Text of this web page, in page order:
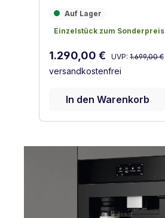
Auf Lager
Auf Lager
Einzelstück zum Sonderpreis
Einzelstück zum Sonderpreis
Verkaufspreis:
1.290,00 € Regulärer Preis:
UVP: 1.699,00 €
versandkostenfrei
In den Warenkorb